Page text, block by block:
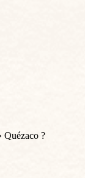
Quézaco ?